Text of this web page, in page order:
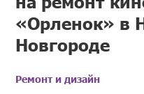
«Орленок» в
Новгороде
Ремонт и дизайн